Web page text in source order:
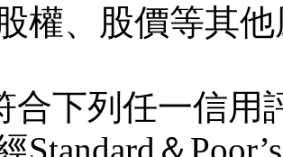
權、股價等其
合下列任一信用